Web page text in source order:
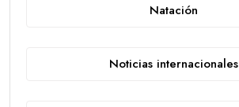
Natación
Noticias internacionales